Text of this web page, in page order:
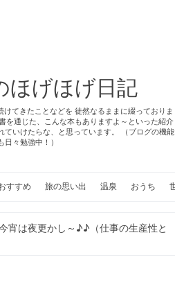
ほげほげ日記
てきたことなどを 徒然なるままに綴っておりま
を通じた、こんな本もありますよ～といった紹介
ていけたらな、と思っています。 （ブログの機能
日々勉強中！）
すすめ 旅の思い出 温泉 おうち
宵は夜更かし～♪♪（仕事の生産性と